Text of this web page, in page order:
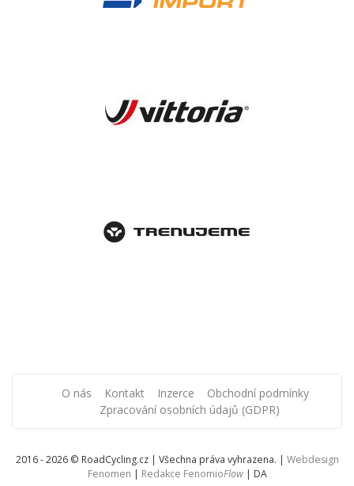
O nás Kontakt Inzerce
Obchodní podmínky
Zpracování osobních údajů (GDPR)
2016 - 2026 © RoadCycling.cz | Všechna práva vyhrazena. | Webdesign
Fenomen | Redakce FenomioFlow| DA